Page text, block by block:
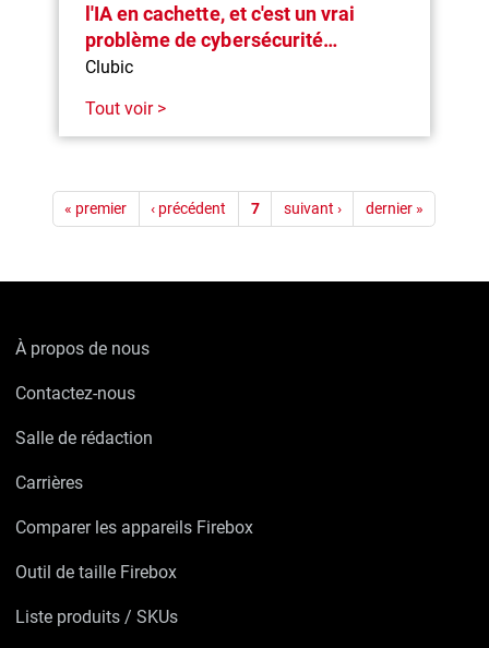
l'IA en cachette, et c'est un vrai
problème de cybersécurité…
Clubic
Tout voir >
Pagination
« premier ‹ précédent 7 suivant › dernier »
À propos de nous
Contactez-nous
Salle de rédaction
Carrières
Comparer les appareils Firebox
Outil de taille Firebox
Liste produits / SKUs